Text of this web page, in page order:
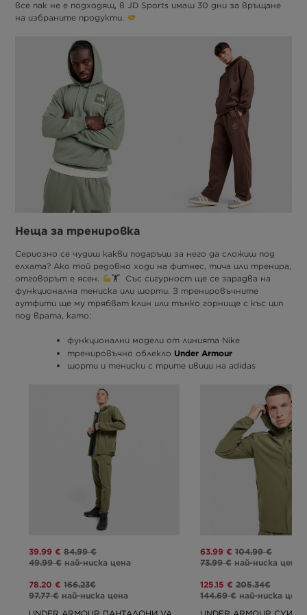
все пак не е подходящ, в JD Sports имаш 30 дни за връщане
на избраните продукти.
Неща за тренировка
Сериозно се чудиш какви подаръци за него да сложиш под
елхата? Ако той редовно ходи на фитнес, тича или тренира,
отговорът е ясен.
🏋Със сигурност ще се зарадва на
функционална тениска или шорти. З тренировъчните
аутфити ще му трябват клин или тънко горнище с къс цип
под врата, като:
функционални модели от линията Nike
тренировъчно облекло Under Armour
шорти и тениски с трите ивици на adidas
39.99 € 84.99 €
49.99 € най-ниска цена
78.20 € 166.23€
97.77 € най-ниска цена
63.99 € 104.99 €
73.99 € най-ниска цена
125.15 € 205.34€
144.69 € най-ниска цена